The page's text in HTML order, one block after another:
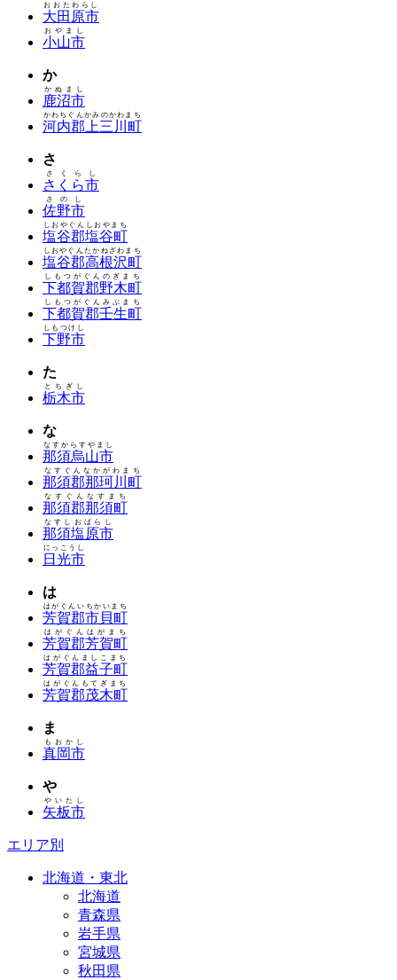
大田原市
おおたわらし
小山市
おやまし
か
鹿沼市
かぬまし
河内郡上三川町
かわちぐんかみのかわまち
さ
さくら市
さくらし
佐野市
さのし
塩谷郡塩谷町
しおやぐんしおやまち
塩谷郡高根沢町
しおやぐんたかねざわまち
下都賀郡野木町
しもつがぐんのぎまち
下都賀郡壬生町
しもつがぐんみぶまち
下野市
しもつけし
た
栃木市
とちぎし
な
那須烏山市
なすからすやまし
那須郡那珂川町
なすぐんなかがわまち
那須郡那須町
なすぐんなすまち
那須塩原市
なすしおばらし
日光市
にっこうし
は
芳賀郡市貝町
はがぐんいちかいまち
芳賀郡芳賀町
はがぐんはがまち
芳賀郡益子町
はがぐんましこまち
芳賀郡茂木町
はがぐんもてぎまち
ま
真岡市
もおかし
や
矢板市
やいたし
エリア別
北海道・東北
北海道
青森県
岩手県
宮城県
秋田県